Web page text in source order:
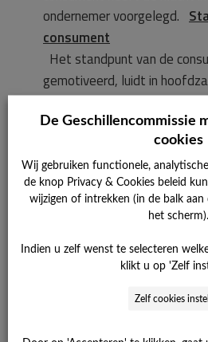
ondernemer voorgelegd.
consument
Het standpunt van de
gemotiveerd, luidt in
een verkeerd gemonteerde
2006) is schade ontstaan in
de woning van de
heeft weliswaar de
schadevergoeding van €
voor deze gang van zaken,
aan reparatiekosten en
De consument betoogt dat
van de ondernemer op dit
De Geschillencommissie
cookies
Wij gebruiken functionele,
de knop Privacy & Cookies beleid
wijzigen of intrekken (in de balk
het scherm).
Indien u zelf wenst te selecteren
klikt u op 'Zelf
Zelf cookies